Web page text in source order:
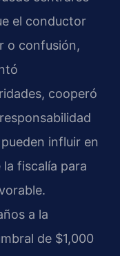
el conductor
o confusión,
cooperó
influir en
fiscalía para
a la
de $1,000